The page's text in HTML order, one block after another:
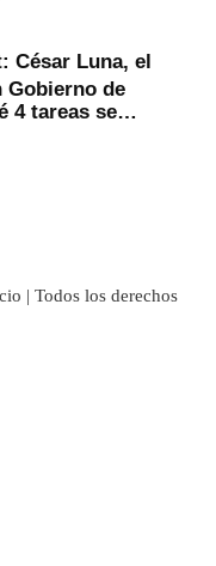
César Luna, el
Gobierno de
4 tareas se
| Todos los derechos